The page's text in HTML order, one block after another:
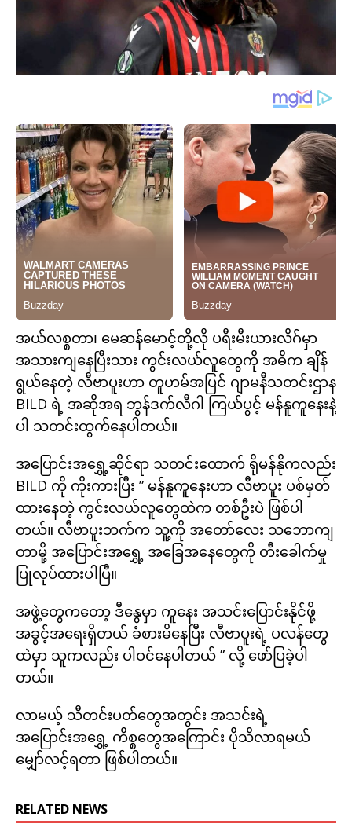
အယ်လစ္စတာ၊ မေဆန်မောင့်တို့လို ပရီးမီးယားလိဂ်မှာ
အသားကျနေပြီးသား ကွင်းလယ်လူတွေကို အဓိက ချိန်
ရွယ်နေတဲ့ လီဗာပူးဟာ တူဟမ်အပြင် ဂျာမနီသတင်းဌာန
BILD ရဲ့ အဆိုအရ ဘွန်ဒက်လီဂါ ကြယ်ပွင့် မန်နူကူနေးနဲ့
ပါ သတင်းထွက်နေပါတယ်။
အပြောင်းအရွှေ့ဆိုင်ရာ သတင်းထောက် ရိုမန်နိုကလည်း
BILD ကို ကိုးကားပြီး ” မန်နူကူနေးဟာ လီဗာပူး ပစ်မှတ်
ထားနေတဲ့ ကွင်းလယ်လူတွေထဲက တစ်ဦးပဲ ဖြစ်ပါ
တယ်။ လီဗာပူးဘက်က သူ့ကို အတော်လေး သဘောကျ
တာမို့ အပြောင်းအရွှေ့ အခြေအနေတွေကို တီးခေါက်မှု
ပြုလုပ်ထားပါပြီ။
အဖွဲ့တွေကတော့ ဒီနွေမှာ ကူနေး အသင်းပြောင်းနိုင်ဖို့
အခွင့်အရေးရှိတယ် ခံစားမိနေပြီး လီဗာပူးရဲ့ ပလန်တွေ
ထဲမှာ သူကလည်း ပါဝင်နေပါတယ် ” လို့ ဖော်ပြခဲ့ပါ
တယ်။
လာမယ့် သီတင်းပတ်တွေအတွင်း အသင်းရဲ့
အပြောင်းအရွှေ့ ကိစ္စတွေအကြောင်း ပိုသိလာရမယ်
မျှော်လင့်ရတာ ဖြစ်ပါတယ်။
RELATED NEWS